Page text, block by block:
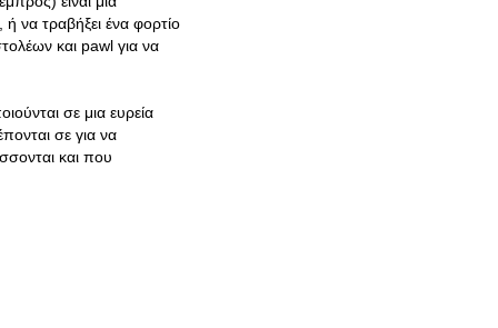
να τραβήξει ένα φορτίο
και pawl για να
σε μια ευρεία
σε για να
και που